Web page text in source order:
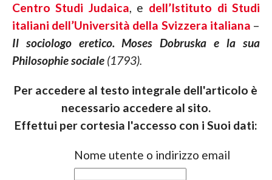
Centro Studi Judaica, e dell’Istituto di Studi
italiani dell’Università della Svizzera italiana –
Il sociologo eretico. Moses Dobruska e la sua
Philosophie sociale(1793).
Per accedere al testo integrale dell'articolo è
necessario accedere al sito.
Effettui per cortesia l'accesso con i Suoi dati:
Nome utente o indirizzo email